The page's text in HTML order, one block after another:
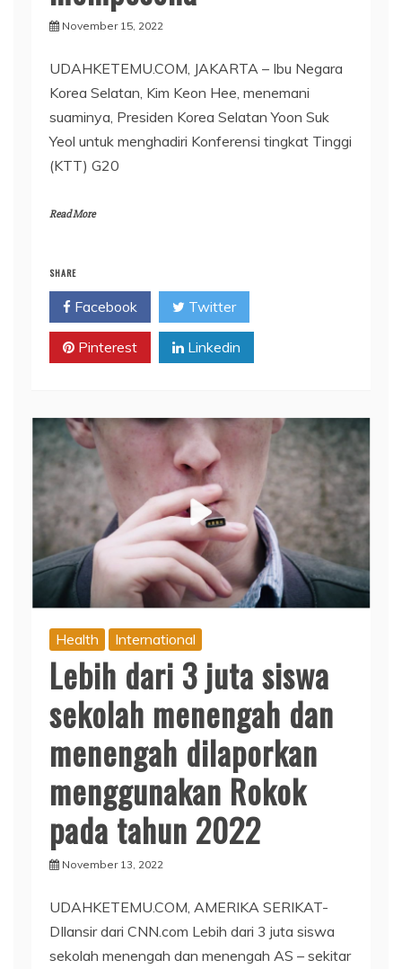
November 15, 2022
UDAHKETEMU.COM, JAKARTA – Ibu Negara
Korea Selatan, Kim Keon Hee, menemani
suaminya, Presiden Korea Selatan Yoon Suk
Yeol untuk menghadiri Konferensi tingkat Tinggi
(KTT) G20
Read More
SHARE
Facebook Twitter
Pinterest Linkedin
Health International
Lebih dari 3 juta siswa
sekolah menengah dan
menengah dilaporkan
menggunakan Rokok
pada tahun 2022
November 13, 2022
UDAHKETEMU.COM, AMERIKA SERIKAT-
DIlansir dari CNN.com Lebih dari 3 juta siswa
sekolah menengah dan menengah AS – sekitar